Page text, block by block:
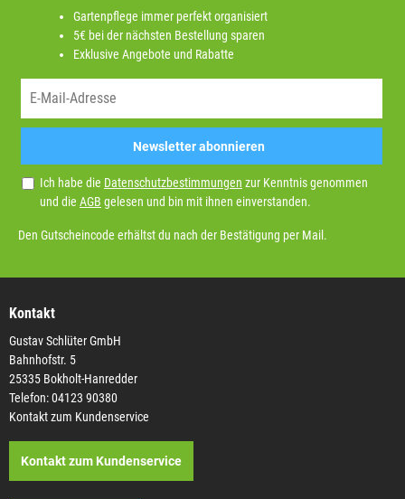
Gartenpflege immer perfekt organisiert
5€ bei der nächsten Bestellung sparen
Exklusive Angebote und Rabatte
Newsletter abonnieren
Ich habe die Datenschutzbestimmungen zur Kenntnis genommen
und die AGB gelesen und bin mit ihnen einverstanden.
Den Gutscheincode erhältst du nach der Bestätigung per Mail.
Kontakt
Gustav Schlüter GmbH
Bahnhofstr. 5
25335 Bokholt-Hanredder
Telefon: 04123 90380
Kontakt zum Kundenservice
Kontakt zum Kundenservice